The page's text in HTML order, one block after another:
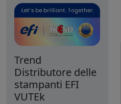
Trend
Distributore delle
stampanti EFI
VUTEk